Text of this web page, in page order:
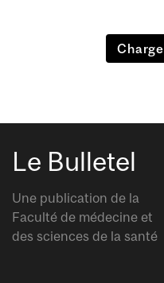
Le Bulletel
Une publication de la
Faculté de médecine et
des sciences de la santé